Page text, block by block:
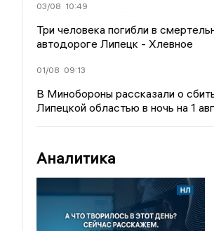
03/08 10:49
Три человека погибли в
автодороге Липецк - Хлевное
01/08 09:13
В Минобороны рассказали о
Липецкой областью в ночь на 1
Аналитика